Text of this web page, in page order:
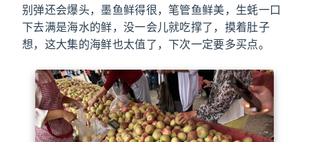
别弹还会爆头，墨鱼鲜得很，笔管鱼鲜美，生蚝一口
下去满是海水的鲜，没一会儿就吃撑了，摸着肚子
想，这大集的海鲜也太值了，下次一定要多买点。